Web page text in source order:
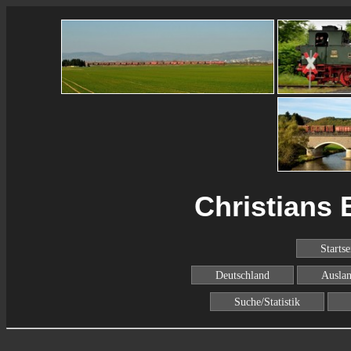
Christians
Deutschland
Suche/Statistik